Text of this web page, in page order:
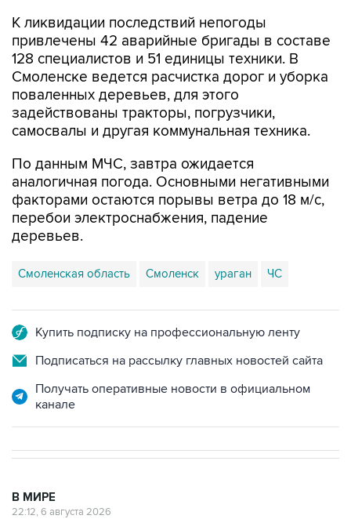
К ликвидации последствий непогоды
привлечены 42 аварийные бригады в составе
128 специалистов и 51 единицы техники. В
Смоленске ведется расчистка дорог и уборка
поваленных деревьев, для этого
задействованы тракторы, погрузчики,
самосвалы и другая коммунальная техника.
По данным МЧС, завтра ожидается
аналогичная погода. Основными негативными
факторами остаются порывы ветра до 18 м/с,
перебои электроснабжения, падение
деревьев.
Смоленская область Смоленск ураган ЧС
Купить подписку на профессиональную ленту
Подписаться на рассылку главных новостей сайта
Получать оперативные новости в официальном
канале
В МИРЕ
22:12, 6 августа 2026